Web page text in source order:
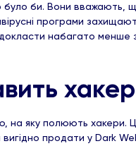
було би. Вони
програми
набагато менше
на яку полюють хакери.
вигідно продати у Dark